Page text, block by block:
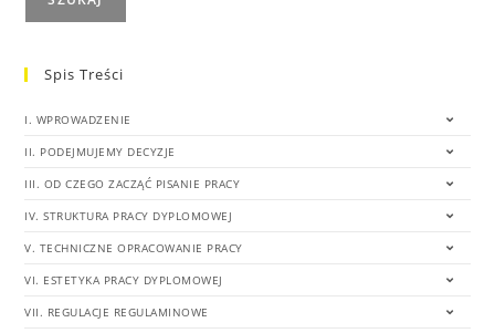
Spis Treści
I. WPROWADZENIE
II. PODEJMUJEMY DECYZJE
III. OD CZEGO ZACZĄĆ PISANIE PRACY
IV. STRUKTURA PRACY DYPLOMOWEJ
V. TECHNICZNE OPRACOWANIE PRACY
VI. ESTETYKA PRACY DYPLOMOWEJ
VII. REGULACJE REGULAMINOWE